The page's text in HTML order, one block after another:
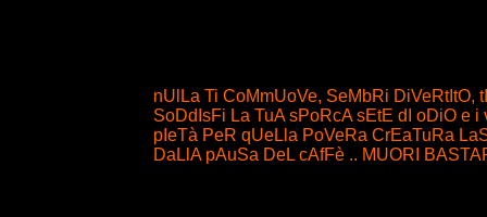
nUlLa Ti CoMmUoVe, SeMbRi DiVeRtItO,
SoDdIsFi La TuA sPoRcA sEtE dI oDiO e
pIeTà PeR qUeLla PoVeRa CrEaTuRa
DaLlA pAuSa DeL cAfFè .. MUORI